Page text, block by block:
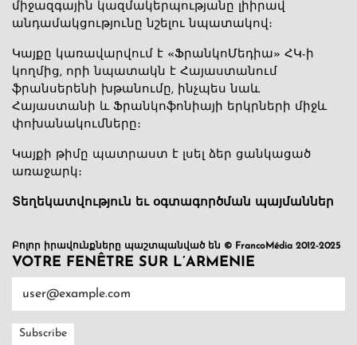
միջազգային կազմակերպությանը լիիրավ
անդամակցությունը նշելու նպատակով։
Կայքը կառավարվում է «ՖրանկոՄեդիա» ՀԿ-ի
կողմից, որի նպատակն է Հայաստանում
ֆրանսերենի խթանումը, ինչպես նաև
Հայաստանի և Ֆրանկոֆոնիայի երկրների միջև
փոխանակումները։
Կայքի թիմը պատրաստ է լսել ձեր ցանկացած
առաջարկ։
Տեղեկատվություն եւ օգտագործման պայմաններ
Բոլոր իրավունքները պաշտպանված են © FrancoMédia 2012-2025
VOTRE FENÊTRE SUR L’ARMENIE